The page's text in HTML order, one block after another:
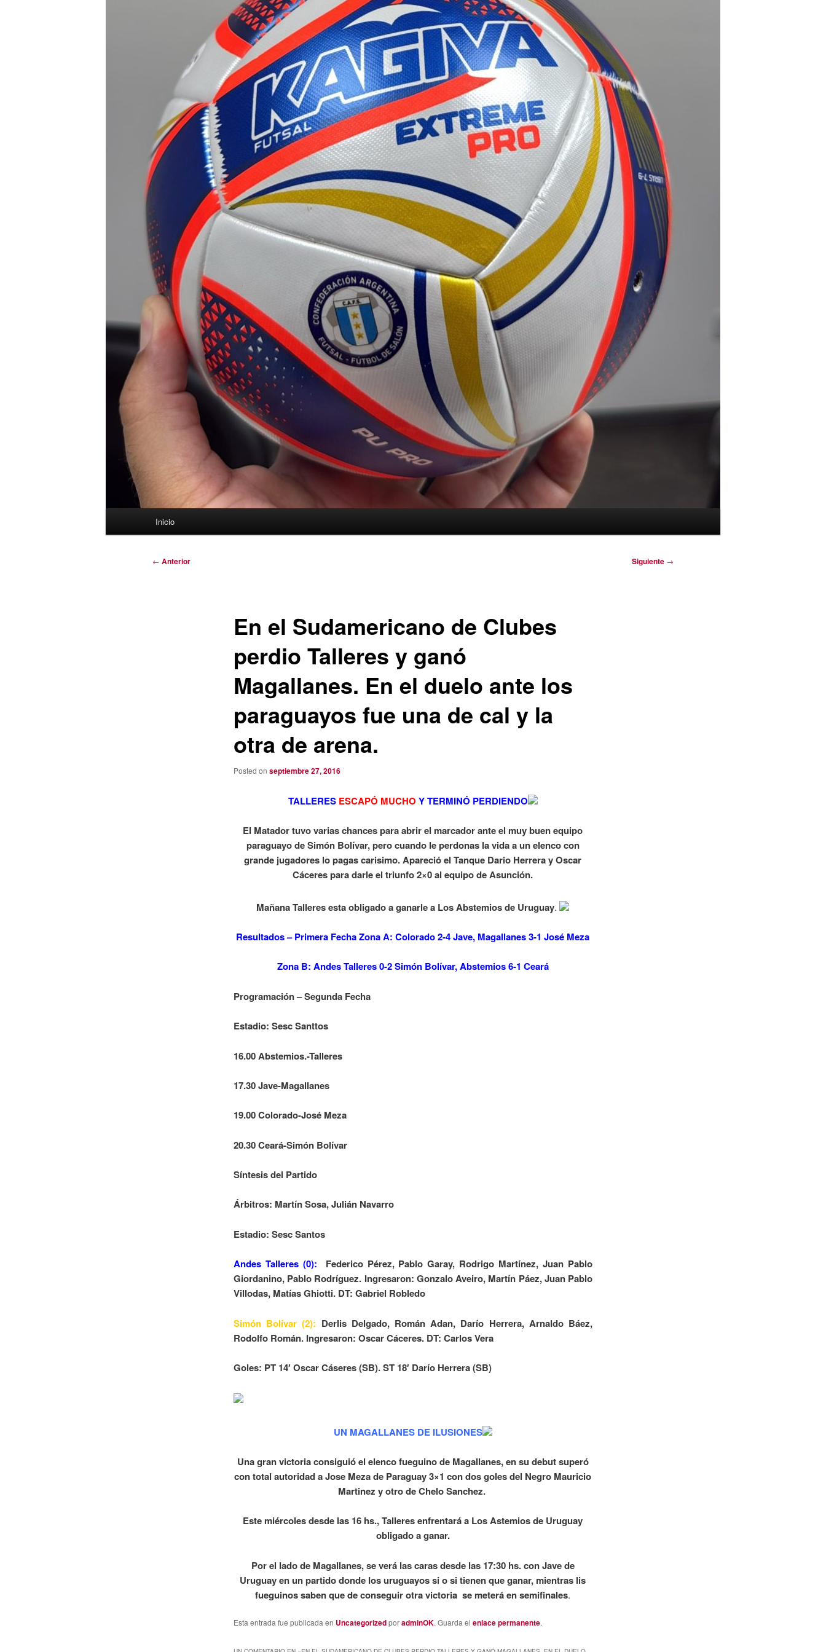
Inicio
Navegación
← Anterior Siguiente →
En el Sudamericano de Clubes
perdio Talleres y ganó
Magallanes. En el duelo ante los
paraguayos fue una de cal y la
otra de arena.
Posted on septiembre 27, 2016
TALLERESESCAPÓ MUCHO Y TERMINÓ PERDIENDO
El Matador tuvo varias chances para abrir el marcador ante el muy buen equipo
paraguayo de Simón Bolívar, pero cuando le perdonas la vida a un elenco con
grande jugadores lo pagas carisimo. Apareció el Tanque Dario Herrera y Oscar
Cáceres para darle el triunfo 2×0 al equipo de Asunción.
Mañana Talleres esta obligado a ganarle a Los Abstemios de Uruguay.
Resultados – Primera Fecha ZonaA: Colorado 2-4 Jave, Magallanes 3-1 José Meza
Zona B: Andes Talleres 0-2 Simón Bolívar, Abstemios 6-1 Ceará
Programación – Segunda Fecha
Estadio: Sesc Santtos
16.00 Abstemios.-Talleres
17.30 Jave-Magallanes
19.00 Colorado-José Meza
20.30 Ceará-Simón Bolívar
Síntesis del Partido
Árbitros: Martín Sosa, Julián Navarro
Estadio: Sesc Santos
Andes Talleres (0): Federico Pérez, Pablo Garay, Rodrigo Martínez, Juan Pablo
Giordanino, Pablo Rodríguez. Ingresaron: Gonzalo Aveiro, Martín Páez, Juan Pablo
Villodas, Matías Ghiotti. DT: Gabriel Robledo
Simón Bolívar (2): Derlis Delgado, Román Adan, Darío Herrera, Arnaldo Báez,
Rodolfo Román. Ingresaron: Oscar Cáceres. DT: Carlos Vera
Goles: PT 14′ Oscar Cáseres (SB). ST 18′ Darío Herrera (SB)
UN MAGALLANES DE ILUSIONES
Una gran victoria consiguió el elenco fueguino de Magallanes, en su debut superó
con total autoridad a Jose Meza de Paraguay 3×1 con dos goles del Negro Mauricio
Martinez y otro de Chelo Sanchez.
Este miércoles desde las 16 hs., Talleres enfrentará a Los Astemios de Uruguay
obligado a ganar.
Por el lado de Magallanes, se verá las caras desde las 17:30 hs. con Jave de
Uruguay en un partido donde los uruguayos si o si tienen que ganar, mientras lis
fueguinos saben que de conseguir otra victoria se meterá en semifinales.
Esta entrada fue publicada en UncategorizedporadminOK. Guarda el enlace permanente.